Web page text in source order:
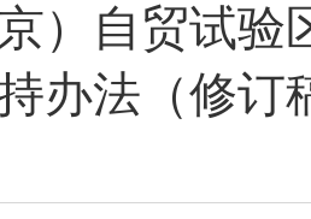
）自贸试验
办法（修订